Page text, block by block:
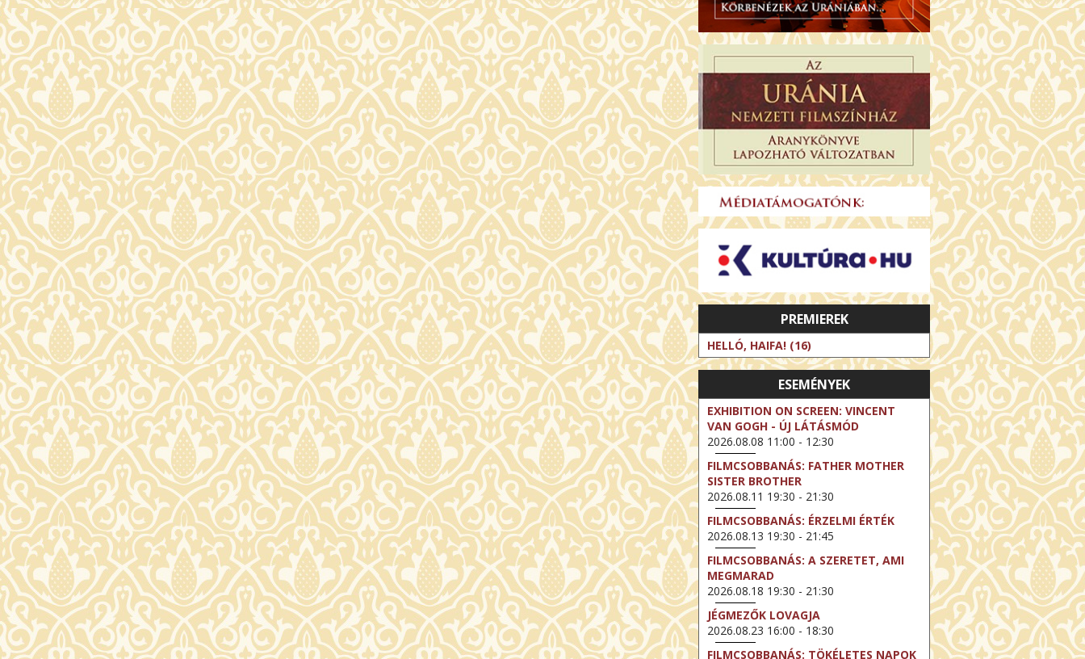
PREMIEREK
HELLÓ, HAIFA! (16)
ESEMÉNYEK
EXHIBITION ON SCREEN: VINCENT
VAN GOGH - ÚJ LÁTÁSMÓD
2026.08.08 11:00 - 12:30
FILMCSOBBANÁS: FATHER MOTHER
SISTER BROTHER
2026.08.11 19:30 - 21:30
FILMCSOBBANÁS: ÉRZELMI ÉRTÉK
2026.08.13 19:30 - 21:45
FILMCSOBBANÁS: A SZERETET, AMI
MEGMARAD
2026.08.18 19:30 - 21:30
JÉGMEZŐK LOVAGJA
2026.08.23 16:00 - 18:30
FILMCSOBBANÁS: TÖKÉLETES NAPOK